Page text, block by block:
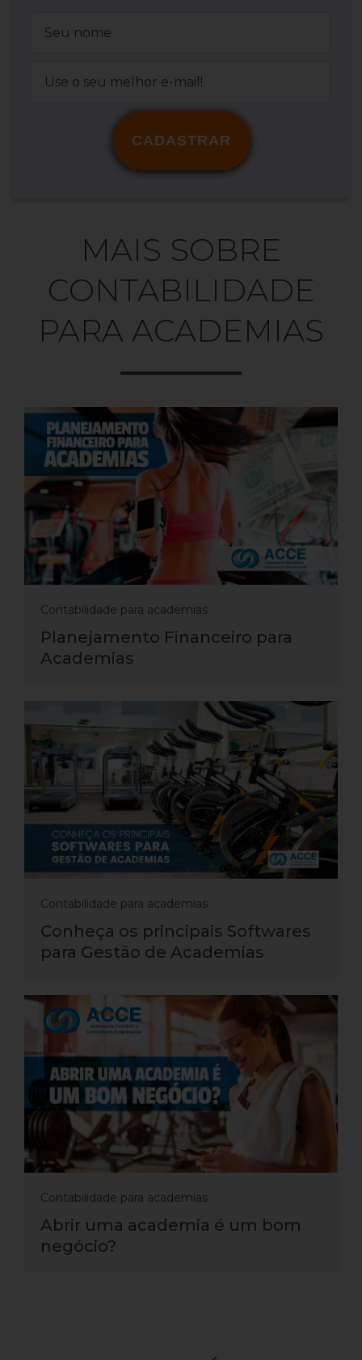
CADASTRAR
MAIS SOBRE
CONTABILIDADE
PARA ACADEMIAS
Contabilidade para academias
Planejamento Financeiro para
Academias
Contabilidade para academias
Conheça os principais Softwares
para Gestão de Academias
Contabilidade para academias
Abrir uma academia é um bom
negócio?